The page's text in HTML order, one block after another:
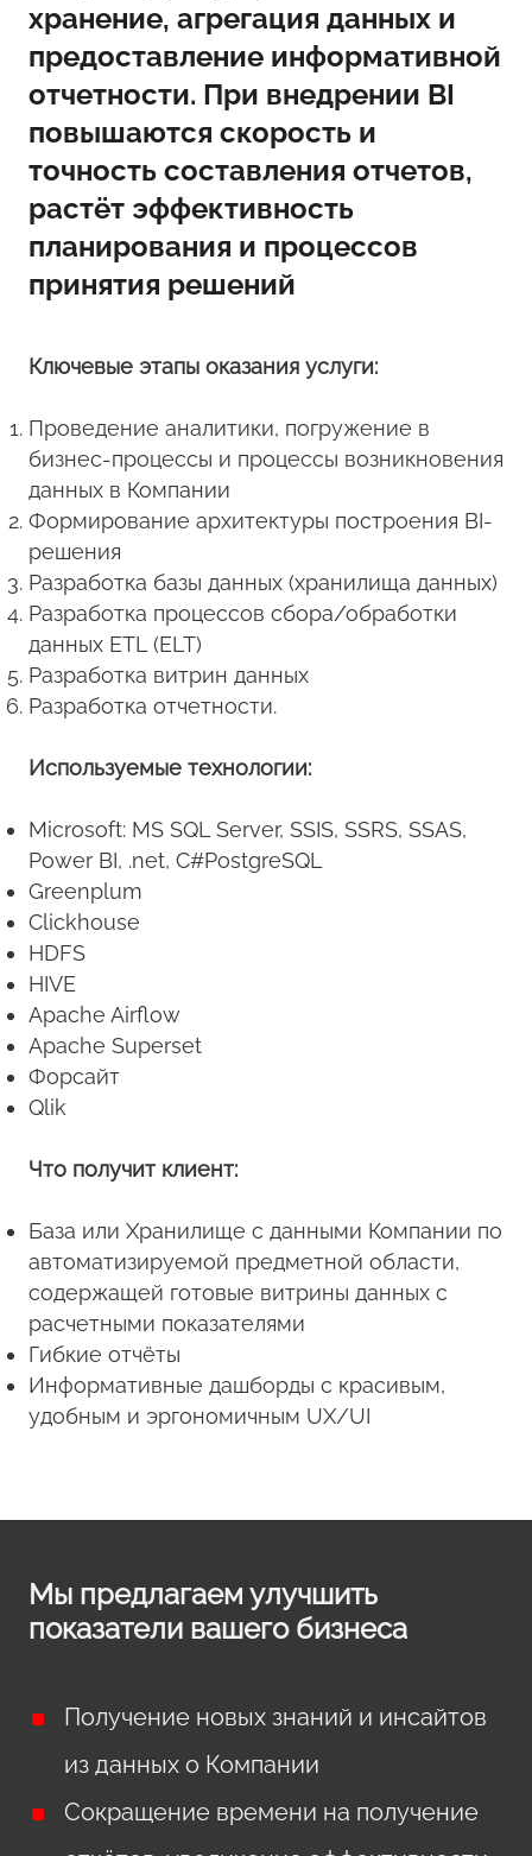
хранение, агрегация данных и
предоставление информативной
отчетности. При внедрении BI
повышаются скорость и
точность составления отчетов,
растёт эффективность
планирования и процессов
принятия решений
Ключевые этапы оказания услуги:
Проведение аналитики, погружение в
бизнес-процессы и процессы возникновения
данных в Компании
Формирование архитектуры построения BI-
решения
Разработка базы данных (хранилища данных)
Разработка процессов сбора/обработки
данных ETL (ELT)
Разработка витрин данных
Разработка отчетности.
Используемые технологии:
Microsoft: MS SQL Server, SSIS, SSRS, SSAS,
Power BI, .net, C#PostgreSQL
Greenplum
Clickhouse
HDFS
HIVE
Apache Airflow
Apache Superset
Форсайт
Qlik
Что получит клиент:
База или Хранилище с данными Компании по
автоматизируемой предметной области,
содержащей готовые витрины данных с
расчетными показателями
Гибкие отчёты
Информативные дашборды с красивым,
удобным и эргономичным UX/UI
Мы предлагаем улучшить
показатели вашего бизнеса
Получение новых знаний и инсайтов
из данных о Компании
Сокращение времени на получение